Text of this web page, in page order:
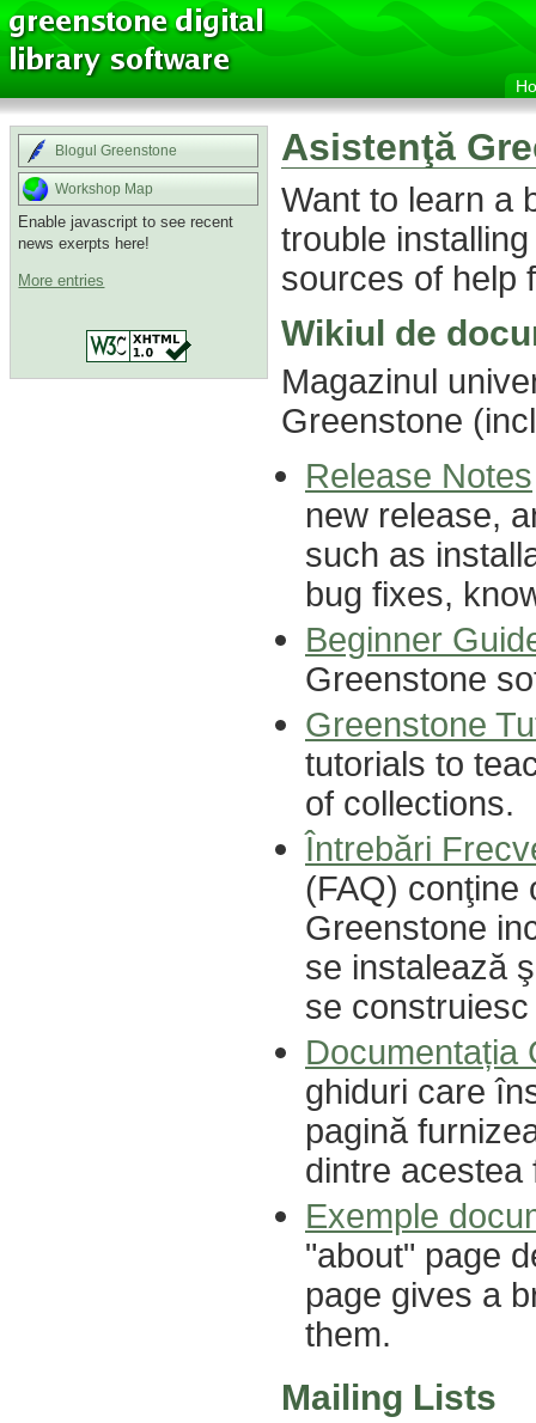
Blogul Greenstone
Workshop Map
Enable javascript to see recent
news exerpts here!
More entries
Asistenţă
Want to learn a
trouble
sources of help
Wikiul de
Magazinul
Greenstone
Release Notes
new release,
such as
bug fixes,
Beginner
Greenstone
Greenstone
tutorials to
of collections.
Întrebări
(FAQ) conţine
Greenstone
se instalează
se
Documentația
ghiduri care
pagină
dintre acestea
Exemple
"about" page
page gives a
them.
Mailing Lists